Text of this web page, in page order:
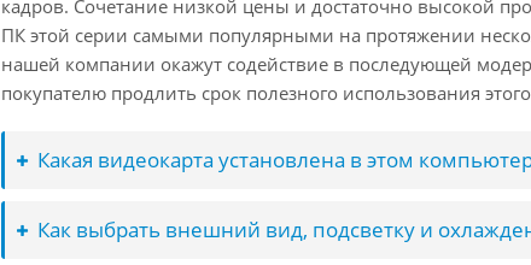
кадров. Сочетание низкой цены и достаточно высокой
ПК этой серии самыми популярными на протяжении
нашей компании окажут содействие в последующей
покупателю продлить срок полезного использования
Какая видеокарта установлена в этом
Как выбрать внешний вид, подсветку и